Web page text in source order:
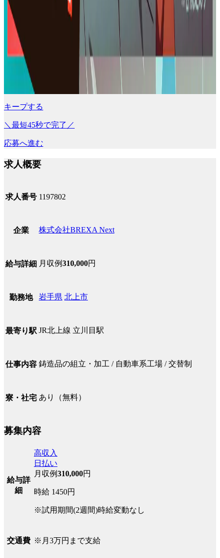
キープする
＼最短45秒で完了／
応募へ進む
求人概要
求人番号 1197802
企業 株式会社BREXA Next
給与詳細 月収例310,000円
勤務地 岩手県 北上市
最寄り駅 JR北上線 立川目駅
仕事内容 鋳造品の組立・加工 / 自動車系工場 / 交替制
寮・社宅 あり（無料）
募集内容
給与詳
細
高収入
日払い
月収例310,000円
時給 1450円
※試用期間(2週間)時給変動なし
交通費 ※月3万円まで支給